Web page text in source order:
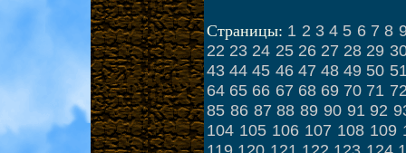
Страницы: 1 2 3 4 5 6 7 8
22 23 24 25 26 27 28 29
43 44 45 46 47 48 49 50
64 65 66 67 68 69 70 71
85 86 87 88 89 90 91 92
104 105 106 107 108 109